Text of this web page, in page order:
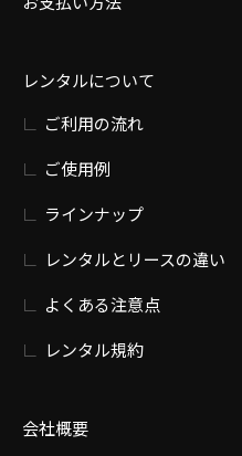
レンタルについて
ご利用の流れ
ご使用例
ラインナップ
レンタルとリースの違い
よくある注意点
レンタル規約
会社概要